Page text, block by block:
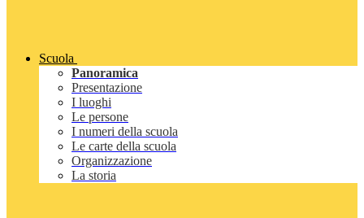
Scuola
Panoramica
Presentazione
I luoghi
Le persone
I numeri della scuola
Le carte della scuola
Organizzazione
La storia